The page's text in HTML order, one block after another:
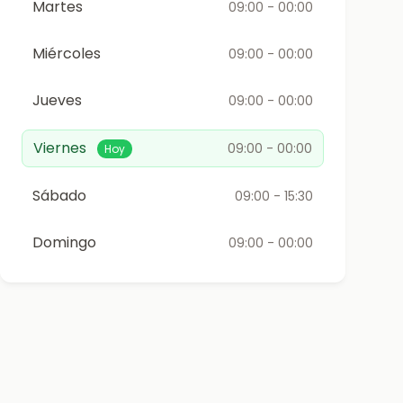
Martes 09:00 - 00:00
Miércoles 09:00 - 00:00
Jueves 09:00 - 00:00
Viernes Hoy 09:00 - 00:00
Sábado 09:00 - 15:30
Domingo 09:00 - 00:00